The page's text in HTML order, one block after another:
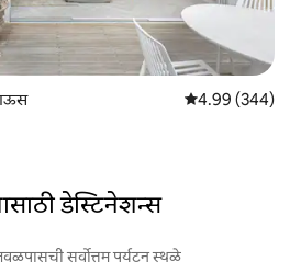
5 पैकी 4.99
4.99 (344)
डेस्टिनेशन्स
सर्वोत्तम पर्यटन स्थळे